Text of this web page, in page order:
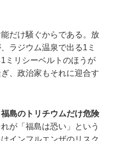
だけ騒ぐからである。放
ラジウム温泉で出る1ミ
ミリシーベルトのほうが
、政治家もそれに迎合す
福島のトリチウムだけ危険
が「福島は恐い」という
インフルエンザのリスク